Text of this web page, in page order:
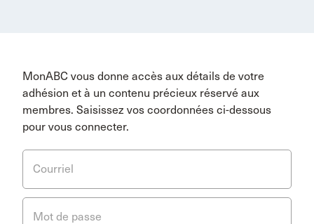
MonABC vous donne accès aux détails de votre
adhésion et à un contenu précieux réservé aux
membres. Saisissez vos coordonnées ci-dessous
pour vous connecter.
Courriel
Mot de passe